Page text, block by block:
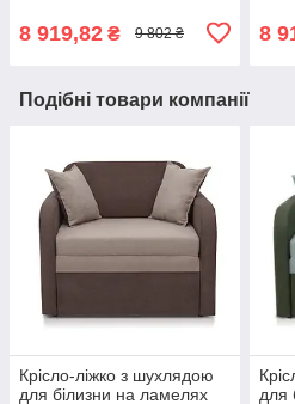
бежевий Мікс Меблі
8 919,82 ₴ 9 802 ₴ 8
Подібні товари компанії
Крісло-ліжко з шухлядою
для білизни на ламелях
для